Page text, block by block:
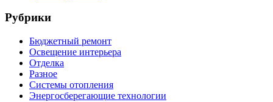
Рубрики
Бюджетный ремонт
Освещение интерьера
Отделка
Разное
Системы отопления
Энергосберегающие технологии